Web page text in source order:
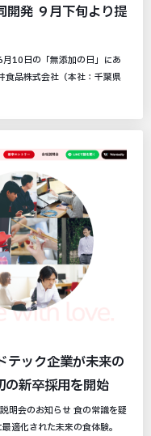
開発 ９月下旬より提
10日の「無添加の日」にあ
品株式会社（本社：千葉県
ック企業が未来の
の新卒採用を開始
明会のお知らせ 食の常識を疑
適化された未来の食体験。